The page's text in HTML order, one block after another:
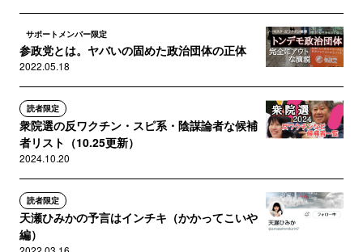
サポートメンバー限定
参政党とは。ヤバいの固めた政治団体の正体
2022.05.18
読者限定
衆院選の反ワクチン・スピ系・陰謀論者な候補
者リスト（10.25更新）
2024.10.20
読者限定
天瀬ひみかの予言はインチキ（かかってこいや
編）